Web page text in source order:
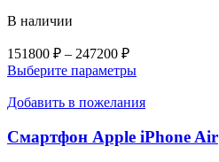
В наличии
151800 ₽ – 247200 ₽Диапазон
цен:
–
Выберите параметрыЭтот
имеет
вариаций.
Опции
Добавить в пожелания
Смартфон Apple iPhone Air